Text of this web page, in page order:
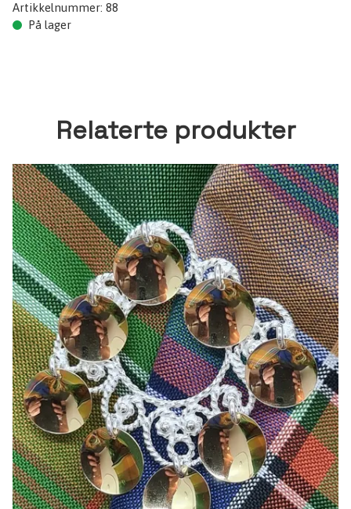
Artikkelnummer: 88
På lager
Relaterte produkter